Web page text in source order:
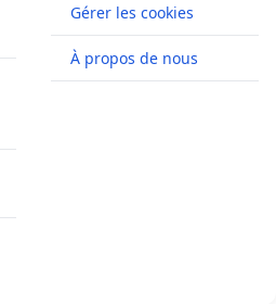
Gérer les cookies
À propos de nous